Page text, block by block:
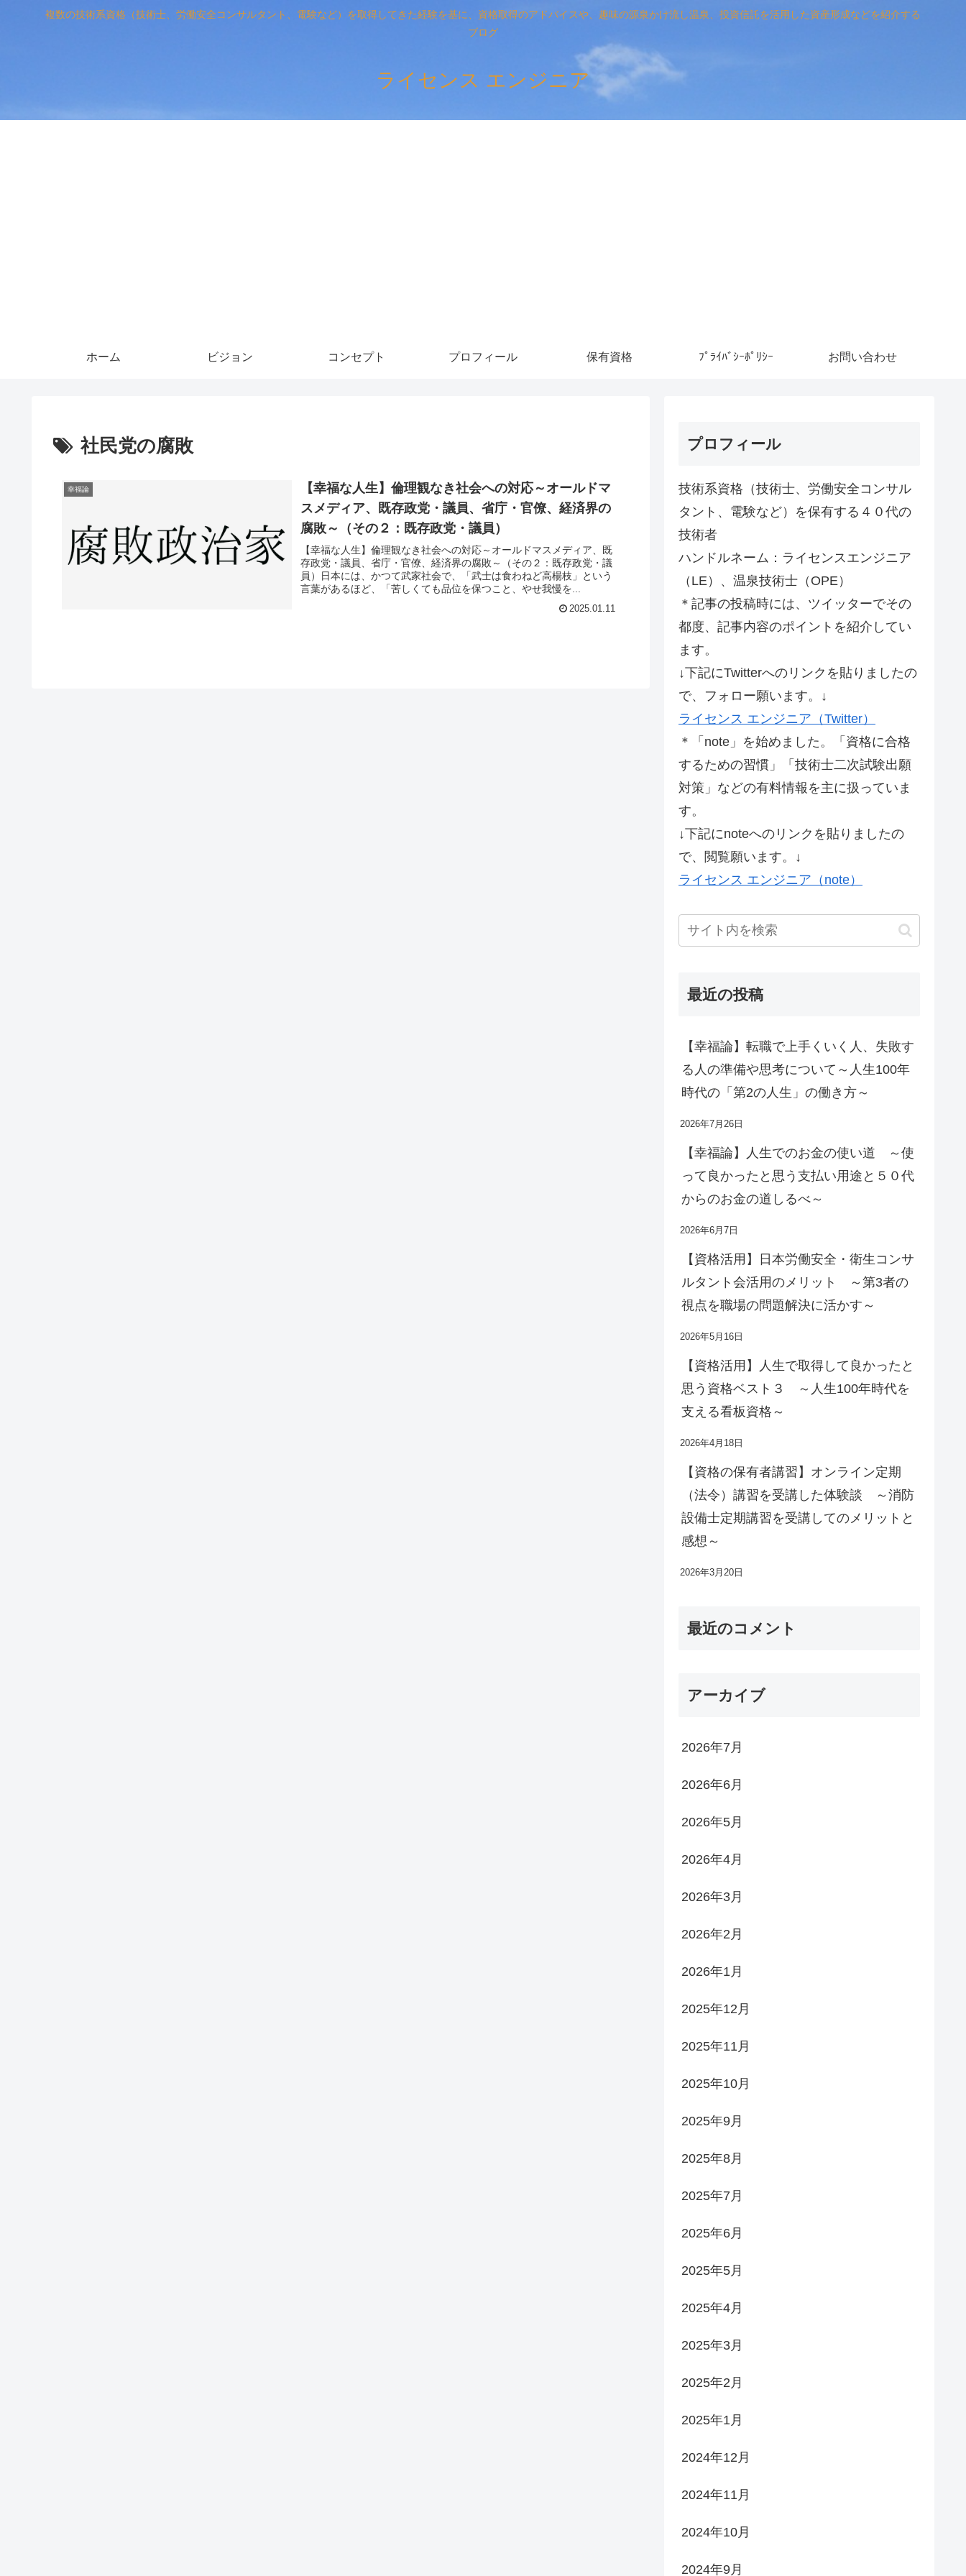
複数の技術系資格（技術士、労働安全コンサルタント、電験など）を取得してきた経験を基に、資格取得のアドバイスや、趣味の源泉かけ流し温泉、投資信託を活用した資産形成などを紹介する
ブログ
ライセンス エンジニア
ホーム ビジョン コンセプト プロフィール 保有資格 ﾌﾟﾗｲﾊﾞｼｰﾎﾟﾘｼｰ お問い合わせ
社民党の腐敗
幸福論
【幸福な人生】倫理観なき社会への対応～オールドマ
スメディア、既存政党・議員、省庁・官僚、経済界の
腐敗～（その２：既存政党・議員）
【幸福な人生】倫理観なき社会への対応～オールドマスメディア、既
存政党・議員、省庁・官僚、経済界の腐敗～（その２：既存政党・議
員）日本には、かつて武家社会で、「武士は食わねど高楊枝」という
言葉があるほど、「苦しくても品位を保つこと、やせ我慢を...
2025.01.11
プロフィール
技術系資格（技術士、労働安全コンサル
タント、電験など）を保有する４０代の
技術者
ハンドルネーム：ライセンスエンジニア
（LE）、温泉技術士（OPE）
＊記事の投稿時には、ツイッターでその
都度、記事内容のポイントを紹介してい
ます。
↓下記にTwitterへのリンクを貼りましたの
で、フォロー願います。↓
ライセンス エンジニア（Twitter）
＊「note」を始めました。「資格に合格
するための習慣」「技術士二次試験出願
対策」などの有料情報を主に扱っていま
す。
↓下記にnoteへのリンクを貼りましたの
で、閲覧願います。↓
ライセンス エンジニア（note）
最近の投稿
【幸福論】転職で上手くいく人、失敗す
る人の準備や思考について～人生100年
時代の「第2の人生」の働き方～
2026年7月26日
【幸福論】人生でのお金の使い道 ～使
って良かったと思う支払い用途と５０代
からのお金の道しるべ～
2026年6月7日
【資格活用】日本労働安全・衛生コンサ
ルタント会活用のメリット ～第3者の
視点を職場の問題解決に活かす～
2026年5月16日
【資格活用】人生で取得して良かったと
思う資格ベスト３ ～人生100年時代を
支える看板資格～
2026年4月18日
【資格の保有者講習】オンライン定期
（法令）講習を受講した体験談 ～消防
設備士定期講習を受講してのメリットと
感想～
2026年3月20日
最近のコメント
アーカイブ
2026年7月
2026年6月
2026年5月
2026年4月
2026年3月
2026年2月
2026年1月
2025年12月
2025年11月
2025年10月
2025年9月
2025年8月
2025年7月
2025年6月
2025年5月
2025年4月
2025年3月
2025年2月
2025年1月
2024年12月
2024年11月
2024年10月
2024年9月